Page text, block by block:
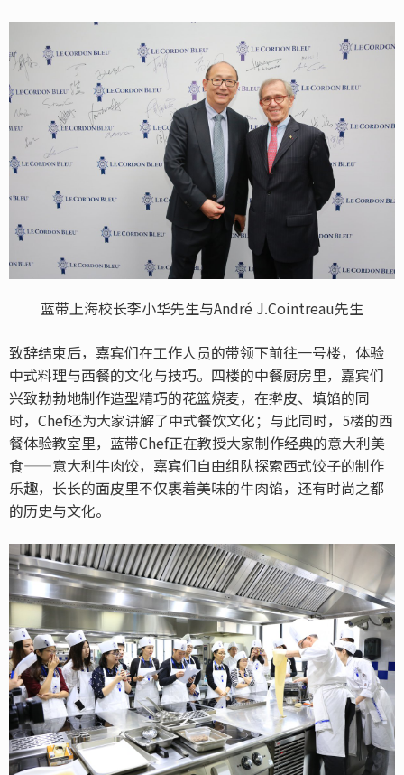
蓝带上海校长李小华先生与André J.Cointreau先生
致辞结束后，嘉宾们在工作人员的带领下前往一号楼，体验
中式料理与西餐的文化与技巧。四楼的中餐厨房里，嘉宾们
兴致勃勃地制作造型精巧的花篮烧麦，在擀皮、填馅的同
时，Chef还为大家讲解了中式餐饮文化；与此同时，5楼的西
餐体验教室里，蓝带Chef正在教授大家制作经典的意大利美
食——意大利牛肉饺，嘉宾们自由组队探索西式饺子的制作
乐趣，长长的面皮里不仅裹着美味的牛肉馅，还有时尚之都
的历史与文化。